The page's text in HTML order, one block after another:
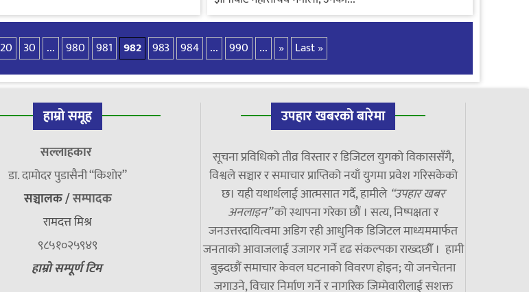
20 30 ... 980 981 982 983 984 ... 990 ... » Last »
हाम्रो समूह
सल्लाहकार
डा. दामाेदर पुडासैनी “किशाेर”
सञ्चालक /सम्पादक
रामदत्त मिश्र
९८५१०२५९४९
हाम्रो सम्पूर्ण टिम
उपहार खबरको बारेमा
सूचना प्रविधिको तीव्र विस्तार र डिजिटल युगको विकाससँगै,
विश्वले सञ्चार र समाचार प्राप्तिको नयाँ युगमा प्रवेश गरिसकेको
छ। यही यथार्थलाई आत्मसात गर्दै, हामीले “उपहार खबर
अनलाइन”को स्थापना गरेका छौं । सत्य, निष्पक्षता र
जनउत्तरदायित्वमा अडिग रही आधुनिक डिजिटल माध्यममार्फत
जनताको आवाजलाई उजागर गर्ने दृढ संकल्पका राख्दछौँ । हामी
बुझ्दछौं समाचार केवल घटनाको विवरण होइन; यो जनचेतना
जगाउने, विचार निर्माण गर्ने र नागरिक जिम्मेवारीलाई सशक्त